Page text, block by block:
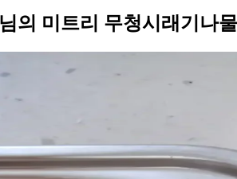
의 미트리 무청시래기나